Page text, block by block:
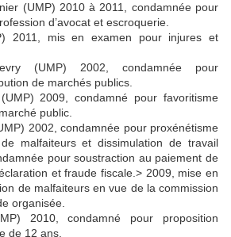
(UMP) 2010 à 2011, condamnée pour
d’avocat et escroquerie.
2011, mis en examen pour injures et
(UMP) 2002, condamnée pour
de marchés publics.
2009, condamné pour favoritisme
public.
2002, condamnée pour proxénétisme
malfaiteurs et dissimulation de travail
pour soustraction au paiement de
et fraude fiscale.> 2009, mise en
de malfaiteurs en vue de la commission
organisée.
2010, condamné pour proposition
de 12 ans.